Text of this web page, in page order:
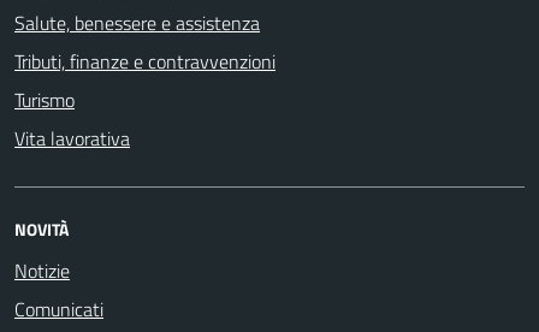
Salute, benessere e assistenza
Tributi, finanze e contravvenzioni
Turismo
Vita lavorativa
NOVITÀ
Notizie
Comunicati